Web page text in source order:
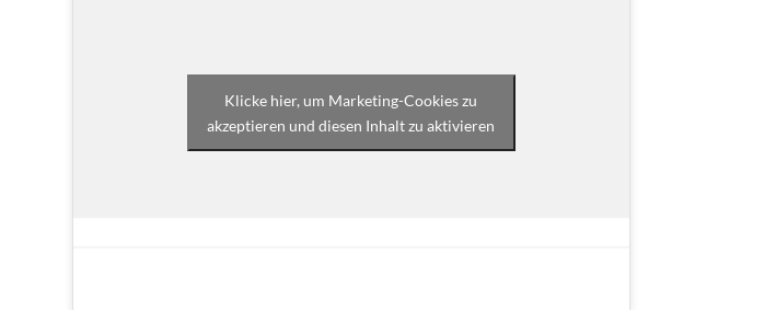
Klicke hier, um Marketing-Cookies zu
akzeptieren und diesen Inhalt zu aktivieren